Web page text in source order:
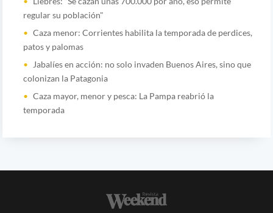
regular su población"
Caza menor: Corrientes habilita la temporada de perdices,
patos y palomas
Jabalíes en acción: no solo invaden Buenos Aires, sino que
colonizan la Patagonia
Caza mayor, menor y pesca: La Pampa reabrió la
temporada